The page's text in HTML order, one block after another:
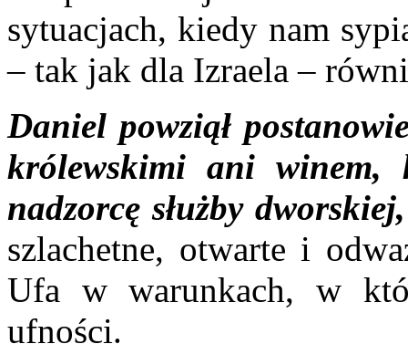
sytuacjach, kiedy nam
– tak jak dla Izraela –
Daniel powziął
królewskimi ani winem,
nadzorcę służby
szlachetne, otwarte i
Ufa w warunkach, w
ufności.